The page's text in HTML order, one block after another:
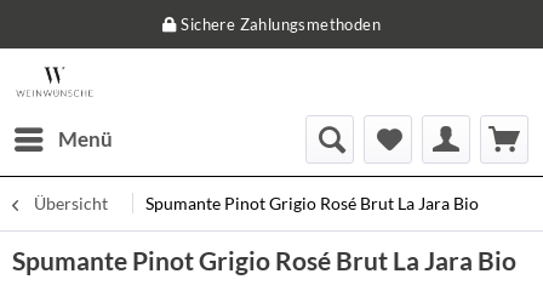
Sichere Zahlungsmethoden
Menü
Übersicht Spumante Pinot Grigio Rosé Brut La Jara Bio
Spumante Pinot Grigio Rosé Brut La Jara Bio